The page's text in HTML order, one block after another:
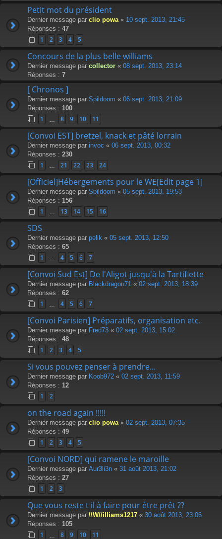
Petit mot du président
Dernier message par clio powa « 10 sept. 2013, 21:45
Réponses : 47
1 2 3 4 5
Concours de la plus belle williams
Dernier message par collector « 08 sept. 2013, 23:14
Réponses : 7
[ Chronos ]
Dernier message par Spildoom « 06 sept. 2013, 21:09
Réponses : 100
1 8 9 10 11
[Convoi EST] bretzel, knack et pâté lorrain
Dernier message par invoc « 06 sept. 2013, 00:32
Réponses : 230
1 21 22 23 24
[Officiel]Hébergements pour le WE[Edit page 1]
Dernier message par Spildoom « 05 sept. 2013, 19:53
Réponses : 156
1 13 14 15 16
SDS
Dernier message par pelik « 05 sept. 2013, 12:50
Réponses : 65
1 4 5 6 7
[Convoi Sud Est] De l'Aligot jusqu'à la Tartiflette
Dernier message par Blackdragon71 « 02 sept. 2013, 18:39
Réponses : 62
1 4 5 6 7
[Convoi Parisien] Préparatifs, organisation etc.
Dernier message par Fred73 « 02 sept. 2013, 15:02
Réponses : 48
1 2 3 4 5
Si vous pouvez penser à prendre...
Dernier message par Koob972 « 02 sept. 2013, 11:59
Réponses : 12
1 2
on the road again !!!!!
Dernier message par clio powa « 02 sept. 2013, 07:35
Réponses : 49
1 2 3 4 5
[Convoi NORD] qui ramene le maroille
Dernier message par Aur3li3n « 31 août 2013, 21:02
Réponses : 27
1 2 3
Que vous reste t il à faire pour être prêt ??
Dernier message par \\W//illiams1217 « 30 août 2013, 23:06
Réponses : 105
1 8 9 10 11